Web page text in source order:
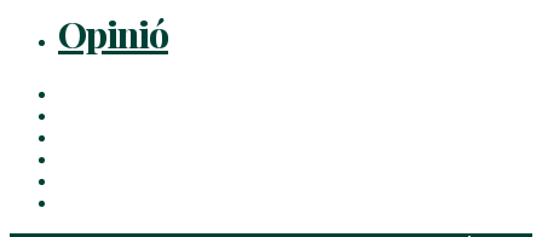
Opinió